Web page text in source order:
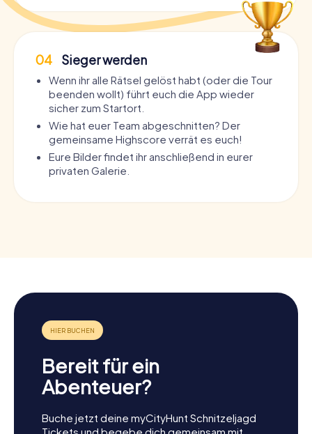
04 Sieger werden
Wenn ihr alle Rätsel gelöst habt (oder die Tour
beenden wollt) führt euch die App wieder
sicher zum Startort.
Wie hat euer Team abgeschnitten? Der
gemeinsame Highscore verrät es euch!
Eure Bilder findet ihr anschließend in eurer
privaten Galerie.
Bereit für ein
Abenteuer?
Buche jetzt deine myCityHunt Schnitzeljagd